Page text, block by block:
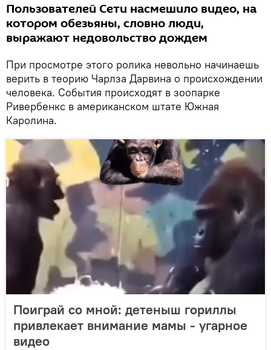
Пользователей Сети насмешило видео, на
котором обезьяны, словно люди,
выражают недовольство дождем
При просмотре этого ролика невольно начинаешь
верить в теорию Чарлза Дарвина о происхождении
человека. События происходят в зоопарке
Ривербенкс в американском штате Южная
Каролина.
Поиграй со мной: детеныш гориллы
привлекает внимание мамы - угарное
видео